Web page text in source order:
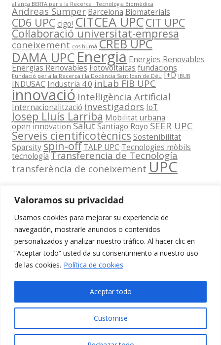
Valoramos su privacidad
Usamos cookies para mejorar su experiencia de
navegación, mostrarle anuncios o contenidos
personalizados y analizar nuestro tráfico. Al hacer clic en
“Aceptar todo” usted da su consentimiento a nuestro uso
de las cookies. Política de cookies
Customise
Aceptar todo
aliança BERTA per a la Recerca i Tecnologia Biomèdica
Andreas Sumper Barcelona Biomaterials
CD6 UPCcigo! CITCEA UPCCIT UPC
Col·laboració universitat-empresa
coneixement cos humà CREB UPC
DAMA UPC Energia Energies Renovables
Energías RenovablesFotovoltaicas fundacions
Fundació per a la Recerca i la Docència Sant Joan de Déu I+D IBUB
INDUSAC Industria 4.0 inLab FIB UPC
innovació Intel·ligència Artificial
Internacionalització investigadors IoT
Josep Lluís Larriba Mobilitat urbana
open innovation SalutSantiago Royo SEER UPC
Serveis cientificotècnics Sostenibilitat
Sparsityspin-off TALP UPC Tecnologies mòbils
tecnología Transferencia de Tecnología
transferència de coneixement UPC
Contacta
amb
nosaltres
Edifici
Girona 1-3
Barcelona
www.cit.upc.edu
+34 93 405 44
03
Segueix-nos